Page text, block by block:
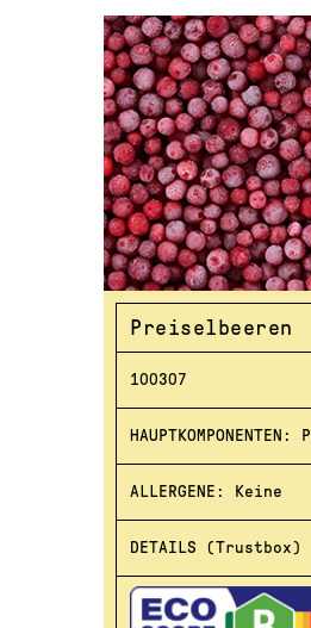
Preiselbeeren
100307
ALLERGENE: Keine
DETAILS (Trustbox)